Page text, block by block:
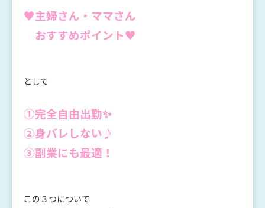
♥主婦さん・ママさん
おすすめポイント♥
として
①完全自由出勤✨
②身バレしない♪
③副業にも最適！
この３つについて